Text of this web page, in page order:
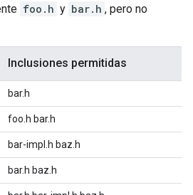
foo.h y bar.h , pero no
Inclusiones permitidas
bar.h
foo.h bar.h
bar-impl.h baz.h
bar.h baz.h